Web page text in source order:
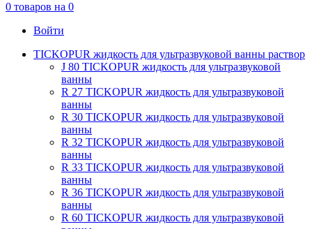
0 товаров на 0
Войти
TICKOPUR жидкость для ультразвуковой ванны раствор
J 80 TICKOPUR жидкость для ультразвуковой
ванны
R 27 TICKOPUR жидкость для ультразвуковой
ванны
R 30 TICKOPUR жидкость для ультразвуковой
ванны
R 32 TICKOPUR жидкость для ультразвуковой
ванны
R 33 TICKOPUR жидкость для ультразвуковой
ванны
R 36 TICKOPUR жидкость для ультразвуковой
ванны
R 60 TICKOPUR жидкость для ультразвуковой